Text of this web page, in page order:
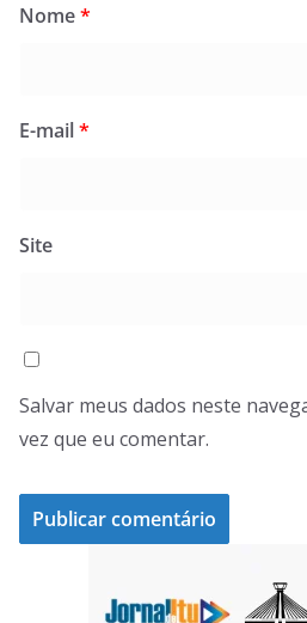
Nome*
E-mail*
Site
Salvar meus dados neste
vez que eu comentar.